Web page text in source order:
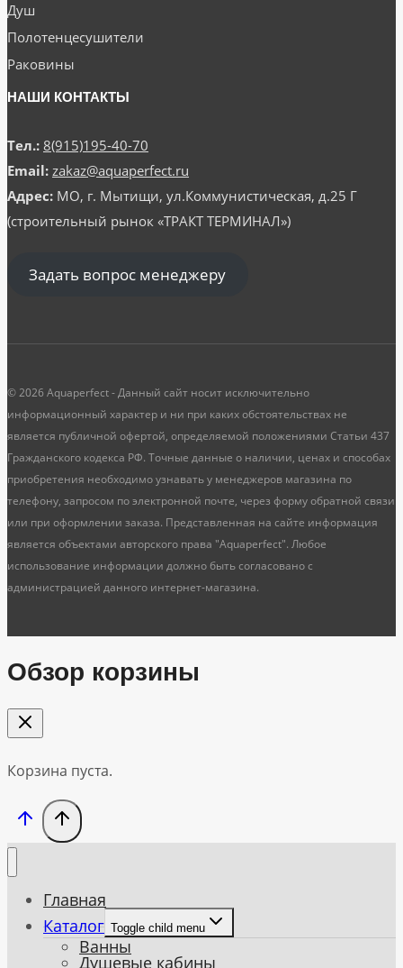
Душ
Полотенцесушители
Раковины
НАШИ КОНТАКТЫ
Тел.: 8(915)195-40-70
Email: zakaz@aquaperfect.ru
Адрес: МО, г. Мытищи, ул.Коммунистическая, д.25 Г
(строительный рынок «ТРАКТ ТЕРМИНАЛ»)
Задать вопрос менеджеру
© 2026 Aquaperfect - Данный сайт носит исключительно
информационный характер и ни при каких обстоятельствах не
является публичной офертой, определяемой положениями Статьи 437
Гражданского кодекса РФ. Точные данные о наличии, ценах и способах
приобретения необходимо узнавать у менеджеров магазина по
телефону, запросом по электронной почте, через форму обратной связи
или при оформлении заказа. Представленная на сайте информация
является объектами авторского права "Aquaperfect". Любое
использование информации должно быть согласовано с
администрацией данного интернет-магазина.
Обзор корзины
Корзина пуста.
Главная
Каталог Toggle child menu
Ванны
Душевые кабины